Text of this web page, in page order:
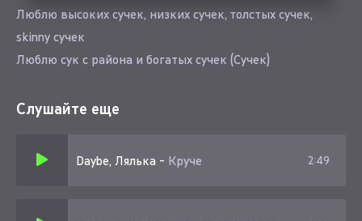
Люблю высоких сучек, низких сучек, толстых сучек,
skinny сучек
Люблю сук с района и богатых сучек (Сучек)
паппать сучек (Пау)
Я люблю шлёпать сучек, шёпот сучек (Пш-ш), стоны
Слушайте еще
Daybe, Лялька - Круче 2:49